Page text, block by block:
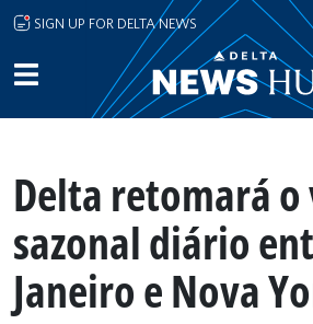
Skip to main content
SIGN UP FOR DELTA NEWS
Delta retomará o
sazonal diário
Janeiro e Nova